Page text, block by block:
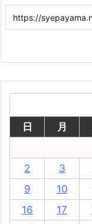
日
月
2
3
9
10
16
17